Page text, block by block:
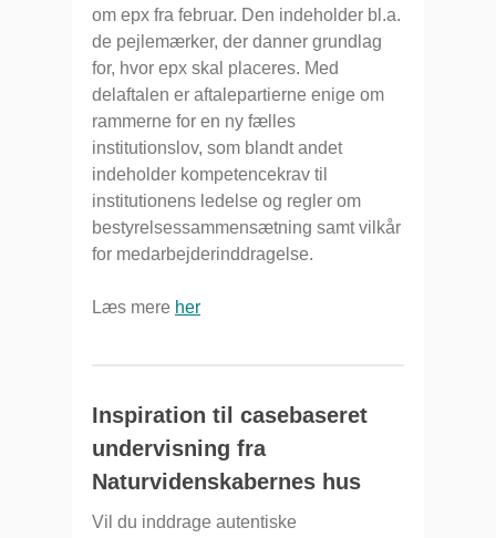
om epx fra februar. Den indeholder bl.a.
de pejlemærker, der danner grundlag
for, hvor epx skal placeres. Med
delaftalen er aftalepartierne enige om
rammerne for en ny fælles
institutionslov, som blandt andet
indeholder kompetencekrav til
institutionens ledelse og regler om
bestyrelsessammensætning samt vilkår
for medarbejderinddragelse.
Læs mere her
Inspiration til casebaseret
undervisning fra
Naturvidenskabernes hus
Vil du inddrage autentiske